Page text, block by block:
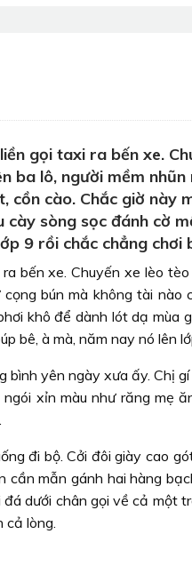
gọi taxi ra bến xe.
ba lô, người mềm
cồn cào. Chắc giờ này
sòng sọc đánh cờ
9 rồi chắc chẳng chơi
bến xe. Chuyến xe lèo
bún mà không tài nào
khô để dành lót dạ mùa
bê, à mà, năm nay nó lên
bình yên ngày xưa ấy. Chị
xỉn màu như răng mẹ
đi bộ. Cởi đôi giày cao
cần mẫn gánh hai hàng
dưới chân gọi về cả một
cả lòng.